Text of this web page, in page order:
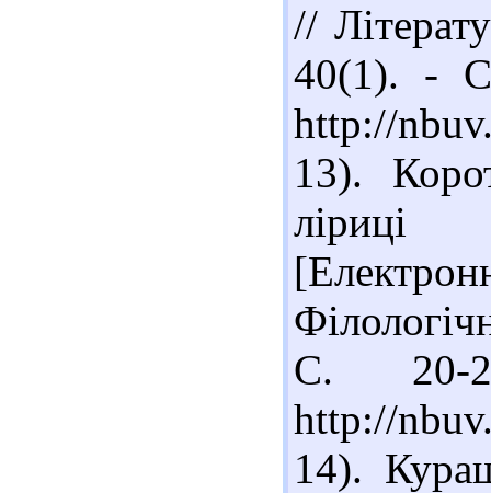
//
40(1). -
http://
13).
С. 20-
http://
14).